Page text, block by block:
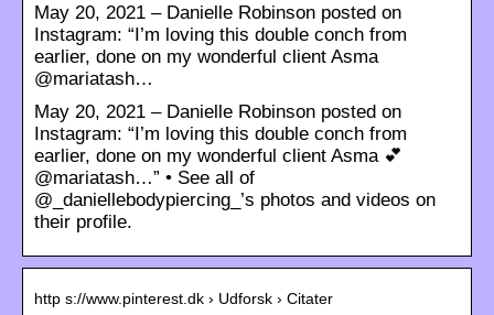
May 20, 2021 – Danielle Robinson posted on
Instagram: “I’m loving this double conch from
earlier, done on my wonderful client Asma
@mariatash…
May 20, 2021 – Danielle Robinson posted on
Instagram: “I’m loving this double conch from
earlier, done on my wonderful client Asma 💕
@mariatash…” • See all of
@_daniellebodypiercing_’s photos and videos on
their profile.
http s://www.pinterest.dk › Udforsk › Citater